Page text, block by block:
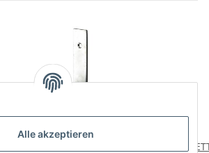
Alle akzeptieren